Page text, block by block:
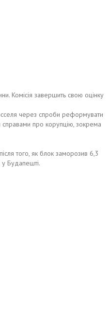
Комісія завершить свою оцінку
через спроби реформувати
справами про корупцію, зокрема
того, як блок заморозив 6,3
Будапешті.